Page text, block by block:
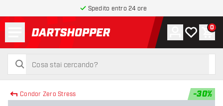
Spedito entro 24 ore
torna alla home page
cerca
cerca
Account
La mia0
Condor Zero Stress -30%